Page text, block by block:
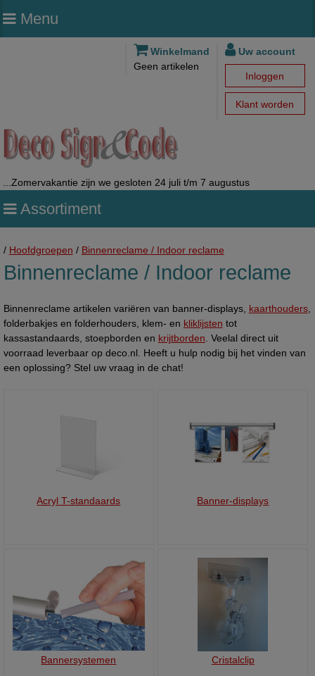
Menu
Winkelmand
Geen artikelen
Uw account
Inloggen
Klant worden
...Zomervakantie zijn we gesloten 24 juli t/m 7 augustus
Assortiment
/ Hoofdgroepen / Binnenreclame / Indoor reclame
Binnenreclame / Indoor reclame
Binnenreclame artikelen variëren van banner-displays, kaarthouders,
folderbakjes en folderhouders, klem- en kliklijsten tot
kassastandaards, stoepborden en krijtborden. Veelal direct uit
voorraad leverbaar op deco.nl. Heeft u hulp nodig bij het vinden van
een oplossing? Stel uw vraag in de chat!
Acryl T-standaards Banner-displays
Bannersystemen Cristalclip